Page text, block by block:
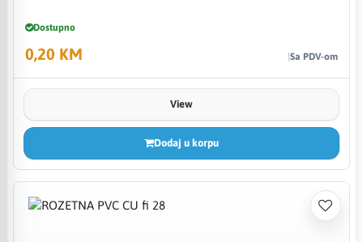
Dostupno
0,20 KM Sa PDV-om
View
Dodaj u korpu